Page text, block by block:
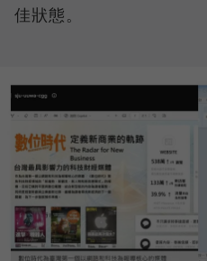
佳狀態。